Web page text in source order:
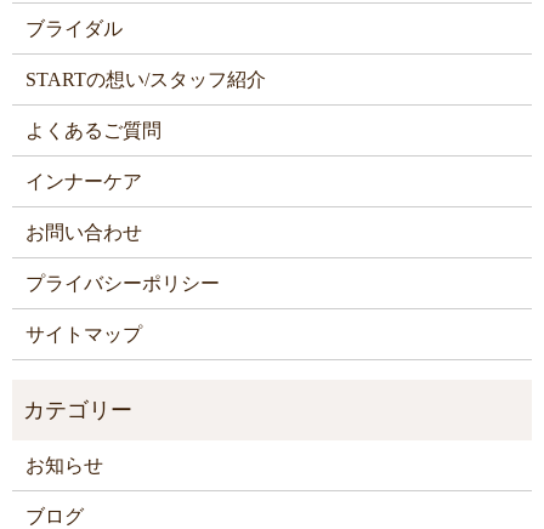
ブライダル
STARTの想い/スタッフ紹介
よくあるご質問
インナーケア
お問い合わせ
プライバシーポリシー
サイトマップ
お知らせ
ブログ